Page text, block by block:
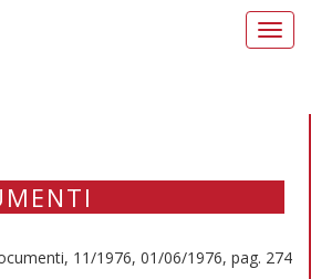
11/1976, 01/06/1976, pag. 274